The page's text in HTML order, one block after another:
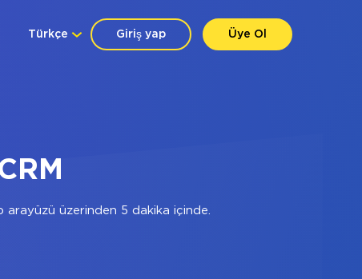
Giriş yap Üye Ol
Türkçe
üzerinden 5 dakika içinde.